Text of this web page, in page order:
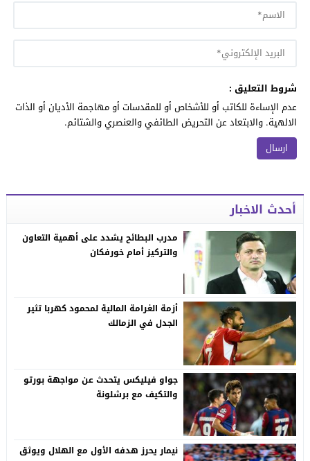
شروط التعليق :
عدم الإساءة للكاتب أو للأشخاص أو للمقدسات أو مهاجمة الأديان أو الذات
الالهية. والابتعاد عن التحريض الطائفي والعنصري والشتائم.
أحدث الاخبار
مدرب البطائح يشدد على أهمية التعاون
والتركيز أمام خورفكان
أزمة الغرامة المالية لمحمود كهربا تثير
الجدل في الزمالك
جواو فيليكس يتحدث عن مواجهة بورتو
والتكيف مع برشلونة
نيمار يحرز هدفه الأول مع الهلال ويوثق